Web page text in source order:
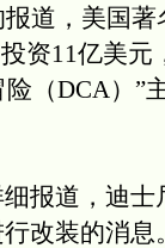
道，美国著
资11亿美元
险（DCA）”
报道，迪士
改装的消息